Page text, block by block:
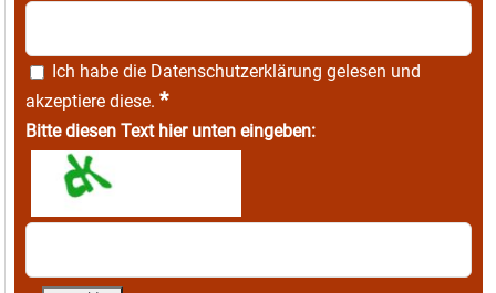
Ich habe die Datenschutzerklärung gelesen und
akzeptiere diese. *
Bitte diesen Text hier unten eingeben: